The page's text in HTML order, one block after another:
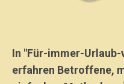
In "Für-immer-
erfahren Betroffene,